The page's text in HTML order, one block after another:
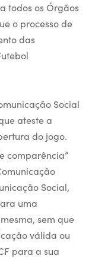
todos os Órgãos
o processo de
das
Social
ateste a
do jogo.
comparência”
Social,
uma
sem que
válida ou
para a sua